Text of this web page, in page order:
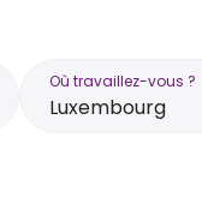
Où travaillez-vous ?
Luxembourg